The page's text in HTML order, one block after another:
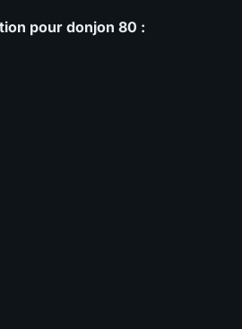
pour donjon 80 :